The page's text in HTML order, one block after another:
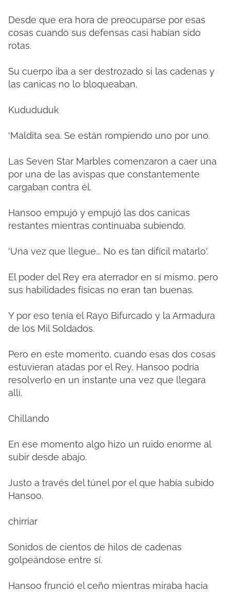
Desde que era hora de preocuparse por esas
cosas cuando sus defensas casi habían sido
rotas.
Su cuerpo iba a ser destrozado si las cadenas y
las canicas no lo bloqueaban.
Kudududuk
'Maldita sea. Se están rompiendo uno por uno.
Las Seven Star Marbles comenzaron a caer una
por una de las avispas que constantemente
cargaban contra él.
Hansoo empujó y empujó las dos canicas
restantes mientras continuaba subiendo.
'Una vez que llegue... No es tan difícil matarlo'.
El poder del Rey era aterrador en sí mismo, pero
sus habilidades físicas no eran tan buenas.
Y por eso tenía el Rayo Bifurcado y la Armadura
de los Mil Soldados.
Pero en este momento, cuando esas dos cosas
estuvieran atadas por el Rey, Hansoo podría
resolverlo en un instante una vez que llegara
allí.
Chillando
En ese momento algo hizo un ruido enorme al
subir desde abajo.
Justo a través del túnel por el que había subido
Hansoo.
chirriar
Sonidos de cientos de hilos de cadenas
golpeándose entre sí.
Hansoo frunció el ceño mientras miraba hacia